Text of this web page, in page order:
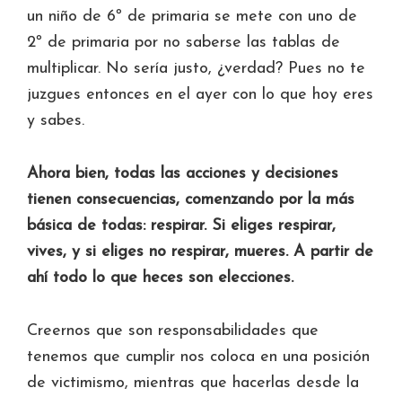
un niño de 6º de primaria se mete con uno de
2º de primaria por no saberse las tablas de
multiplicar. No sería justo, ¿verdad? Pues no te
juzgues entonces en el ayer con lo que hoy eres
y sabes.
Ahora bien, todas las acciones y decisiones
tienen consecuencias, comenzando por la más
básica de todas: respirar. Si eliges respirar,
vives, y si eliges no respirar, mueres. A partir de
ahí todo lo que heces son elecciones.
Creernos que son responsabilidades que
tenemos que cumplir nos coloca en una posición
de victimismo, mientras que hacerlas desde la